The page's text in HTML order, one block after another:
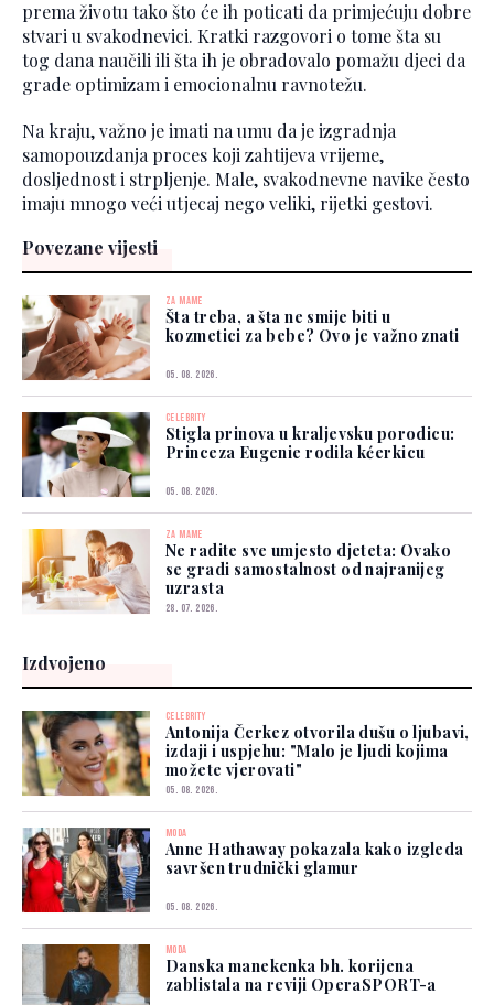
prema životu tako što će ih poticati da primjećuju dobre
stvari u svakodnevici. Kratki razgovori o tome šta su
tog dana naučili ili šta ih je obradovalo pomažu djeci da
grade optimizam i emocionalnu ravnotežu.
Na kraju, važno je imati na umu da je izgradnja
samopouzdanja proces koji zahtijeva vrijeme,
dosljednost i strpljenje. Male, svakodnevne navike često
imaju mnogo veći utjecaj nego veliki, rijetki gestovi.
Povezane vijesti
ZA MAME
Šta treba, a šta ne smije biti u
kozmetici za bebe? Ovo je važno znati
05. 08. 2026.
CELEBRITY
Stigla prinova u kraljevsku porodicu:
Princeza Eugenie rodila kćerkicu
05. 08. 2026.
ZA MAME
Ne radite sve umjesto djeteta: Ovako
se gradi samostalnost od najranijeg
uzrasta
28. 07. 2026.
Izdvojeno
CELEBRITY
Antonija Čerkez otvorila dušu o ljubavi,
izdaji i uspjehu: "Malo je ljudi kojima
možete vjerovati"
05. 08. 2026.
MODA
Anne Hathaway pokazala kako izgleda
savršen trudnički glamur
05. 08. 2026.
MODA
Danska manekenka bh. korijena
zablistala na reviji OperaSPORT-a